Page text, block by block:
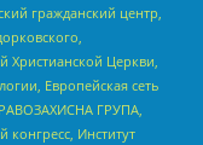
гражданский центр,
Христианской Церкви,
Европейская сеть
ГРУПА,
Институт